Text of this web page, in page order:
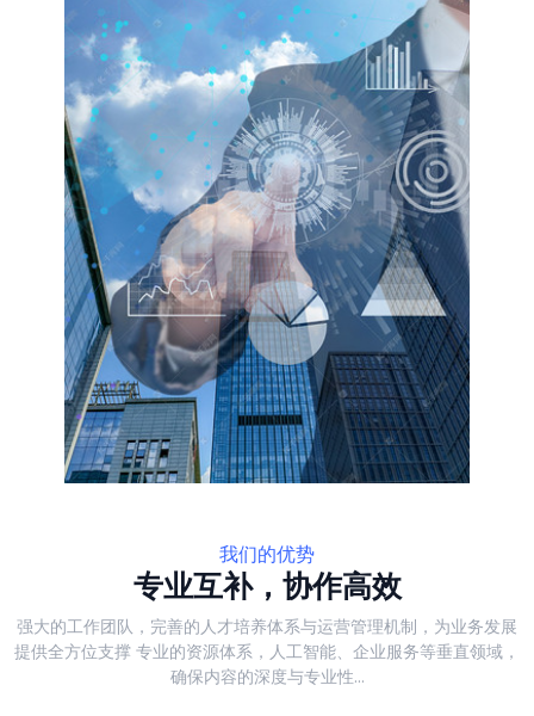
我们的优势
专业互补，协作高效
强大的工作团队，完善的人才培养体系与运营管理机制，为业务发展
提供全方位支撑 专业的资源体系，人工智能、企业服务等垂直领域，
确保内容的深度与专业性...